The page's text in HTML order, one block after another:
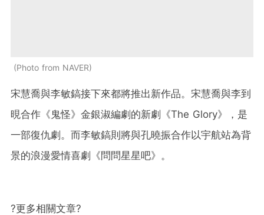
Photo from NAVER
宋慧喬與李敏鎬接下來都將推出新作品。宋慧喬與李到
晛合作《鬼怪》金銀淑編劇的新劇《The Glory》，是
一部復仇劇。而李敏鎬則將與孔曉振合作以宇航站為背
景的浪漫愛情喜劇《問問星星吧》。
?更多相關文章?